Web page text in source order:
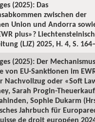
(2025): Das
zwischen der
Union und Andorra
plus»?
(LJZ) 2025, H. 4, S.
(2025): Der
von EU-Sanktionen im
Nachvollzug oder «Soft
Sarah Progin-
Sophie Dukarm
Jahrbuch für
de droit européen